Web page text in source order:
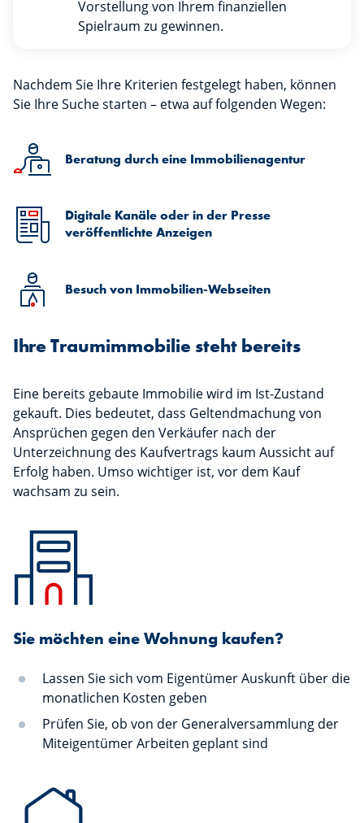
Vorstellung von Ihrem finanziellen
Spielraum zu gewinnen.
Nachdem Sie Ihre Kriterien festgelegt haben, können
Sie Ihre Suche starten – etwa auf folgenden Wegen:
Beratung durch eine Immobilienagentur
Digitale Kanäle oder in der Presse
veröffentlichte Anzeigen
Besuch von Immobilien-Webseiten
Ihre Traumimmobilie steht bereits
Eine bereits gebaute Immobilie wird im Ist-Zustand
gekauft. Dies bedeutet, dass Geltendmachung von
Ansprüchen gegen den Verkäufer nach der
Unterzeichnung des Kaufvertrags kaum Aussicht auf
Erfolg haben. Umso wichtiger ist, vor dem Kauf
wachsam zu sein.
Sie möchten eine Wohnung kaufen?
Lassen Sie sich vom Eigentümer Auskunft über die
monatlichen Kosten geben
Prüfen Sie, ob von der Generalversammlung der
Miteigentümer Arbeiten geplant sind